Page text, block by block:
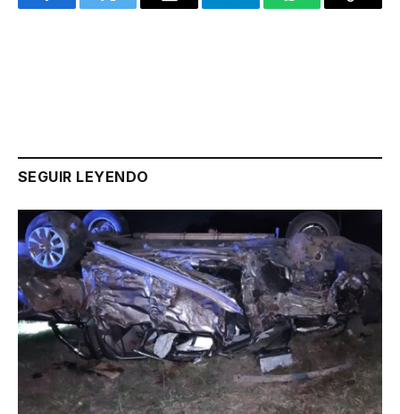
FacebookTwitter Email TelegramWhatsAppCopy
SEGUIR LEYENDO